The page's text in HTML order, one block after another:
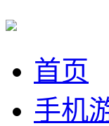
首页
手机